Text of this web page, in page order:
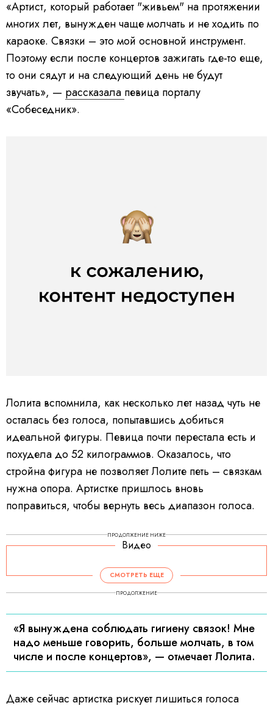
«Артист, который работает "живьем" на протяжении
многих лет, вынужден чаще молчать и не ходить по
караоке. Связки – это мой основной инструмент.
Поэтому если после концертов зажигать где-то еще,
то они сядут и на следующий день не будут
звучать», — рассказала певица порталу
«Собеседник».
Лолита вспомнила, как несколько лет назад чуть не
осталась без голоса, попытавшись добиться
идеальной фигуры. Певица почти перестала есть и
похудела до 52 килограммов. Оказалось, что
стройна фигура не позволяет Лолите петь – связкам
нужна опора. Артистке пришлось вновь
поправиться, чтобы вернуть весь диапазон голоса.
ПРОДОЛЖЕНИЕ НИЖЕ
Видео
d
e
o
P
l
e
i
s
o
d
СМОТРЕТЬ ЕЩЕ
ПРОДОЛЖЕНИЕ
«Я вынуждена соблюдать гигиену связок! Мне
надо меньше говорить, больше молчать, в том
числе и после концертов», — отмечает Лолита.
Даже сейчас артистка рискует лишиться голоса